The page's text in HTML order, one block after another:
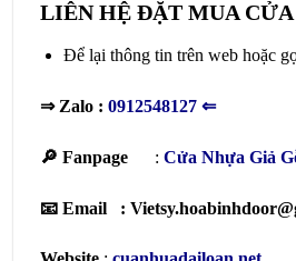
LIÊN HỆ ĐẶT MUA
Để lại thông tin trên web hoặc
⇒ Zalo : 0912548127 ⇐
🔎 Fanpage : Cửa Nhựa Giả
📧 Email :